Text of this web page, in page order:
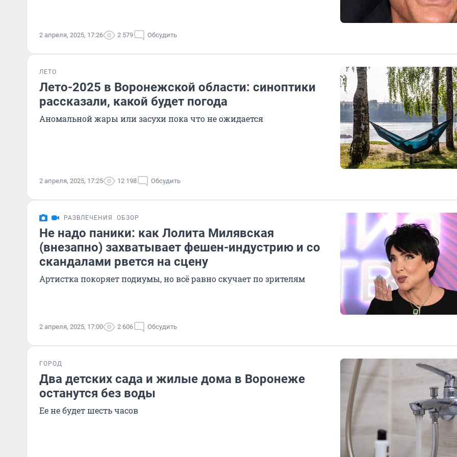
2 апреля, 2025, 17:26 2 579 Обсудить
ЛЕТО
Лето-2025 в Воронежской области: синоптики
рассказали, какой будет погода
Аномальной жары или засухи пока что не ожидается
2 апреля, 2025, 17:25 12 198 Обсудить
РАЗВЛЕЧЕНИЯ ОБЗОР
Не надо паники: как Лолита Милявская
(внезапно) захватывает фешен-индустрию и со
скандалами рвется на сцену
Артистка покоряет подиумы, но всё равно скучает по зрителям
2 апреля, 2025, 17:00 2 606 Обсудить
ГОРОД
Два детских сада и жилые дома в Воронеже
останутся без воды
Ее не будет шесть часов